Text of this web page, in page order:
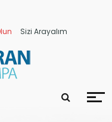
Sizi Arayalım